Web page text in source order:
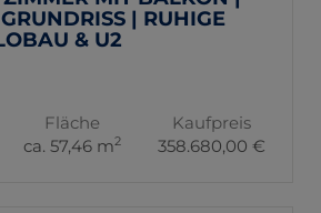
| RUHIGE
& U2
Fläche
ca. 57,46 m2
Kaufpreis
358.680,00 €